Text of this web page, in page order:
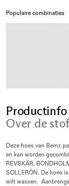
Populaire combinaties
Productinfo
Over de
Deze hoes van Bemz
en kan worden
REVSKÄR,
SOLLERÖN. De hoes
wilt wassen.